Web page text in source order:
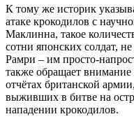
К тому же историк
атаке крокодилов с
Маклинна, такое
сотни японских солдат,
Рамри – им просто-
также обращает
отчётах британской
выживших в битве на
нападении крокодилов.